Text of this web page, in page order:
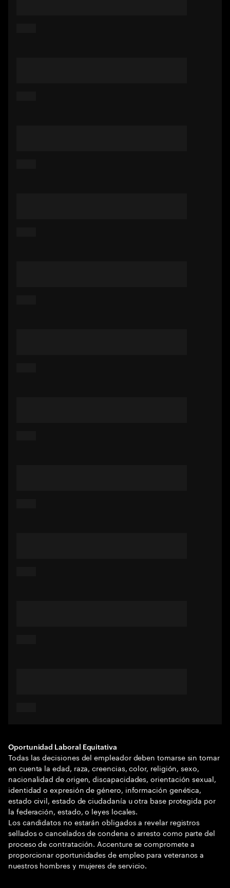
Oportunidad Laboral Equitativa
Todas las decisiones del empleador deben tomarse sin tomar
en cuenta la edad, raza, creencias, color, religión, sexo,
nacionalidad de origen, discapacidades, orientación sexual,
identidad o expresión de género, información genética,
estado civil, estado de ciudadanía u otra base protegida por
la federación, estado, o leyes locales.
Los candidatos no estarán obligados a revelar registros
sellados o cancelados de condena o arresto como parte del
proceso de contratación. Accenture se compromete a
proporcionar oportunidades de empleo para veteranos a
nuestros hombres y mujeres de servicio.